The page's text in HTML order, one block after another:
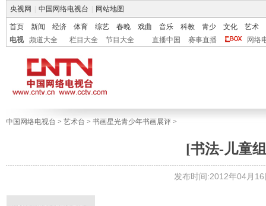
央视网 中国网络电视台 网站地图
首页 新闻 经济 体育 综艺 春晚 戏曲 音乐 科教 青少 文化
艺术
电视
频道大全 栏目大全 节目大全 直播中国 赛事直播 网络
中国网络电视台 > 艺术台 > 书画星光青少年书画展评 >
[书法-儿童
发布时间:2012年04月